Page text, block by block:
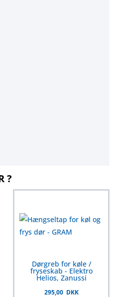
?
Dørgreb for køle /
fryseskab - Elektro
Helios, Zanussi
295,00 DKK